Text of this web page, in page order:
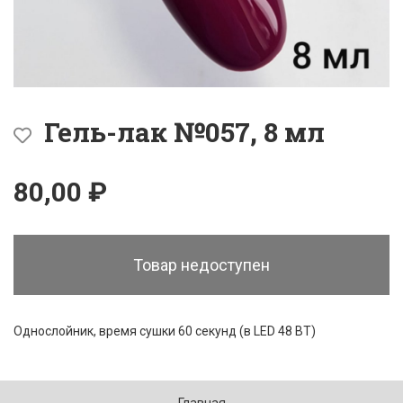
Гель-лак №057, 8 мл
80,00 ₽
Товар недоступен
Однослойник, время сушки 60 секунд (в LED 48 ВТ)